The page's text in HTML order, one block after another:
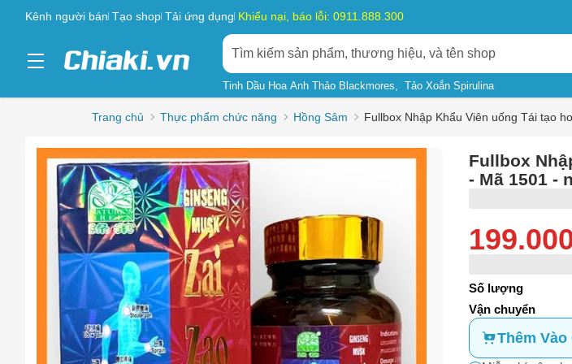
Kênh người bán Tạo shop Tải ứng dụng Khiếu nại, báo lỗi: 0911.888.300
Tinh Dầu Hoa Anh Thảo Blackmores Tảo Xoắn Spirulina
Trang chủ Thực phẩm chức năng Hồng Sâm Fullbox Nhập Khẩu Viên uống Tái tạo
Fullbox
- Mã 1501 -
Số lượng
Vận chuyển
Thêm Vào
Chọn lý do
Sản phẩm có dấu hiệu lừa đảo
Hàng giả, hàng nháiBạn gặp vấn đề vềSản